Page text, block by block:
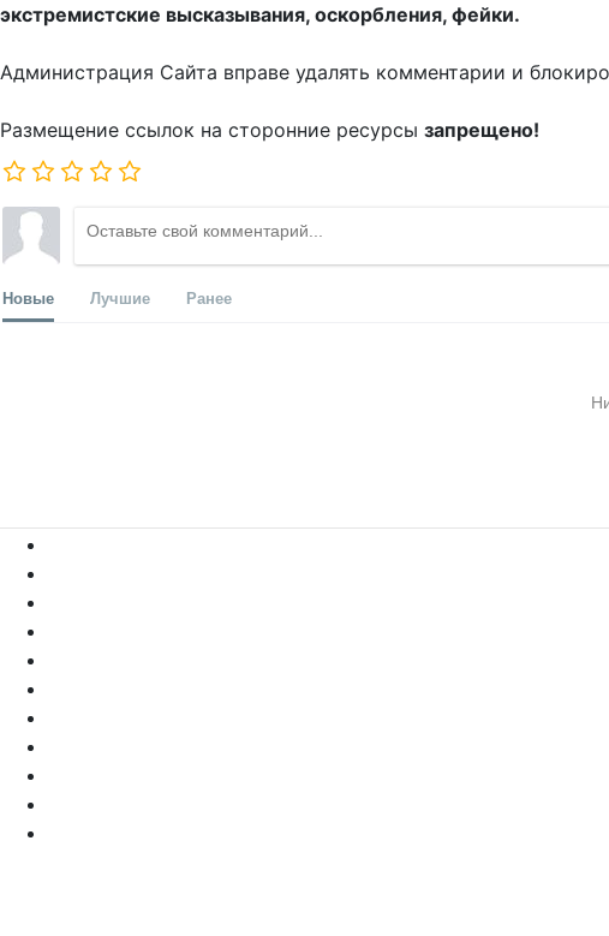
экстремистские высказывания, оскорбления, фейки.
Администрация Сайта вправе удалять комментарии и
Размещение ссылок на сторонние ресурсы запрещено!
Новые Лучшие Ранее